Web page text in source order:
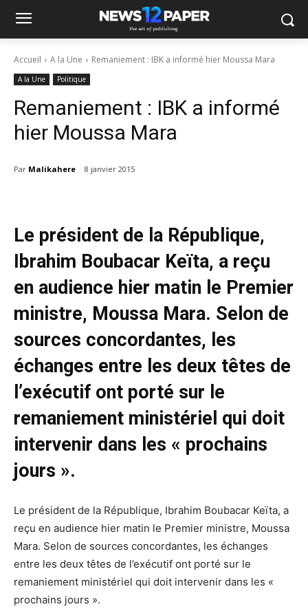
Accueil A la Une Remaniement : IBK a informé hier Moussa Mara
A la Une Politique
Remaniement : IBK a informé
hier Moussa Mara
Par Malikahere 8 janvier 2015
Le président de la République,
Ibrahim Boubacar Keïta, a reçu
en audience hier matin le Premier
ministre, Moussa Mara. Selon de
sources concordantes, les
échanges entre les deux têtes de
l’exécutif ont porté sur le
remaniement ministériel qui doit
intervenir dans les « prochains
jours ».
Le président de la République, Ibrahim Boubacar Keïta, a
reçu en audience hier matin le Premier ministre, Moussa
Mara. Selon de sources concordantes, les échanges
entre les deux têtes de l’exécutif ont porté sur le
remaniement ministériel qui doit intervenir dans les «
prochains jours ».